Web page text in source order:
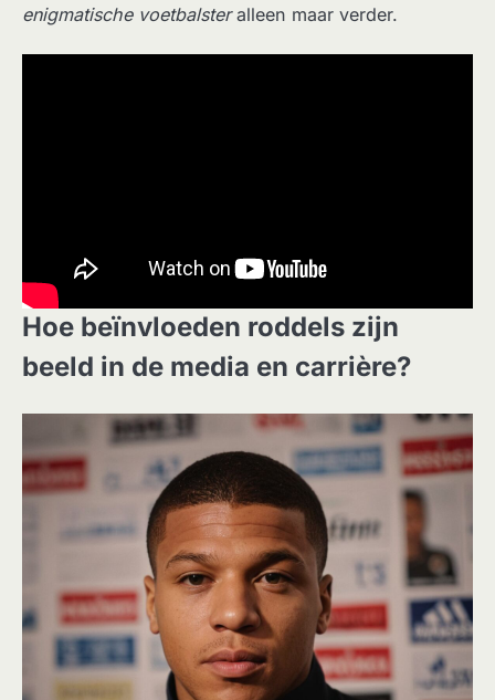
enigmatische voetbalsteralleen maar verder.
Hoe beïnvloeden roddels zijn
beeld in de media en carrière?